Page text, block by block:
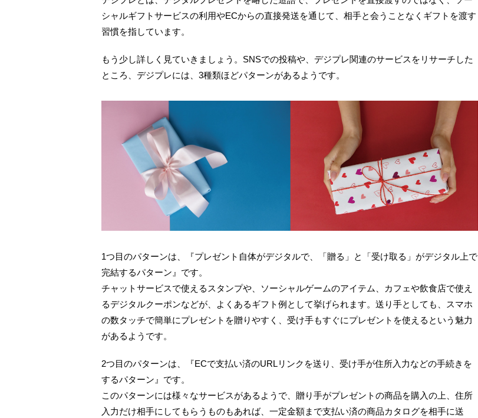
シャルギフトサービスの利用やECからの直接発送を通じて、相手と会うことなくギフトを渡す
習慣を指しています。
もう少し詳しく見ていきましょう。SNSでの投稿や、デジプレ関連のサービスをリサーチした
ところ、デジプレには、3種類ほどパターンがあるようです。
1つ目のパターンは、『プレゼント自体がデジタルで、「贈る」と「受け取る」がデジタル上で
完結するパターン』です。
チャットサービスで使えるスタンプや、ソーシャルゲームのアイテム、カフェや飲食店で使え
るデジタルクーポンなどが、よくあるギフト例として挙げられます。送り手としても、スマホ
の数タッチで簡単にプレゼントを贈りやすく、受け手もすぐにプレゼントを使えるという魅力
があるようです。
2つ目のパターンは、『ECで支払い済のURLリンクを送り、受け手が住所入力などの手続きを
するパターン』です。
このパターンには様々なサービスがあるようで、贈り手がプレゼントの商品を購入の上、住所
入力だけ相手にしてもらうものもあれば、一定金額まで支払い済の商品カタログを相手に送